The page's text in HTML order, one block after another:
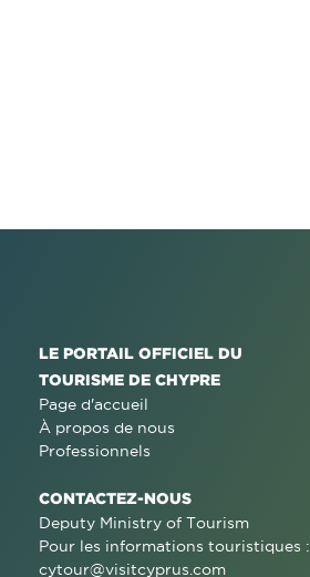
LE PORTAIL OFFICIEL DU
TOURISME DE CHYPRE
Page d'accueil
À propos de nous
Professionnels
CONTACTEZ-NOUS
Deputy Ministry of Tourism
Pour les informations touristiques :
cytour@visitcyprus.com